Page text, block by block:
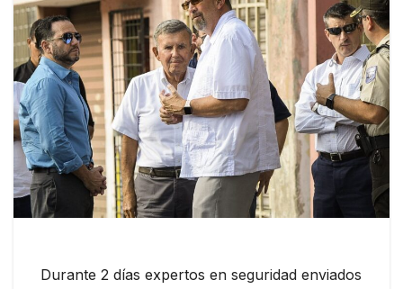
Durante 2 días expertos en seguridad enviados